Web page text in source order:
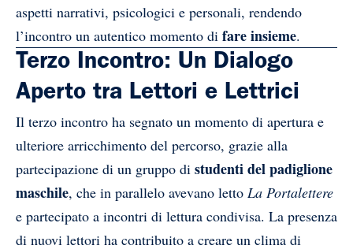
aspetti narrativi, psicologici e personali, rendendo
l’incontro un autentico momento di fare insieme.
Terzo Incontro: Un Dialogo
Aperto tra Lettori e Lettrici
Il terzo incontro ha segnato un momento di apertura e
ulteriore arricchimento del percorso, grazie alla
partecipazione di un gruppo di studenti del padiglione
maschile, che in parallelo avevano letto La Portalettere
e partecipato a incontri di lettura condivisa. La presenza
di nuovi lettori ha contribuito a creare un clima di